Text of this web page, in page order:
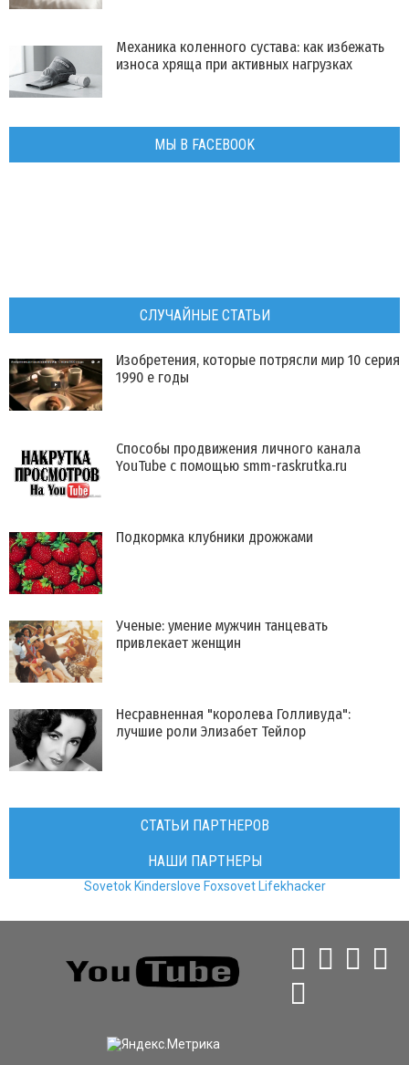
Механика коленного сустава: как избежать
износа хряща при активных нагрузках
МЫ В FACEBOOK
СЛУЧАЙНЫЕ СТАТЬИ
Изобретения, которые потрясли мир 10 серия
1990 е годы
Способы продвижения личного канала
YouTube с помощью smm-raskrutka.ru
Подкормка клубники дрожжами
Ученые: умение мужчин танцевать
привлекает женщин
Несравненная "королева Голливуда":
лучшие роли Элизабет Тейлор
СТАТЬИ ПАРТНЕРОВ
НАШИ ПАРТНЕРЫ
Sovetok Kinderslove Foxsovet Lifekhacker